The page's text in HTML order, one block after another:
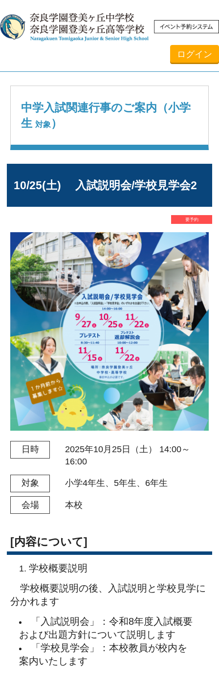
ログイン
生 ）
2025年10月25日（土） 14:00～
16:00
対象 小学4年生、5年生、6年生
会場 本校
[内容について]
学校概要説明
学校概要説明の後、入試説明と学校見学に
分かれます
「入試説明会」：令和8年度入試概要
および出題方針について説明します
「学校見学会」：本校教員が校内を
※お申し込みの際に、「入試説明会」・「学
校見学会」の いずれかをお選び下さい。
[参加について]
※当日のお申込みは受け付けておりません。
[申込みについて]
インターネットでのお申し込みのみ
になります。
下部ボタンよりご予約ください。（申込
受付開始時間になりますとボタンが表示
されます。）